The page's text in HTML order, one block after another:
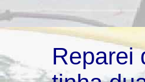
Reparei